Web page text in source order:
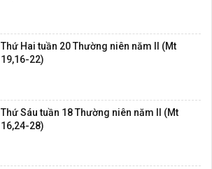
Thứ Hai tuần 20 Thường niên năm II (Mt
19,16-22)
Thứ Sáu tuần 18 Thường niên năm II (Mt
16,24-28)